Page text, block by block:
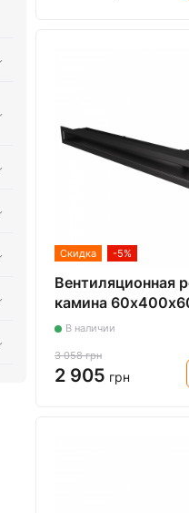
Скидка -5%
Вентиляционная
камина
Loft Angle угловая
В наличии
3 058 грн
2 905 грн